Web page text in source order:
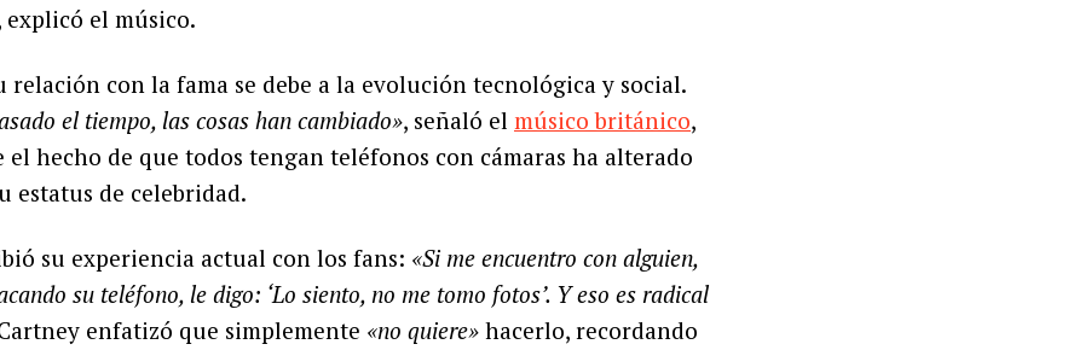
explicó el músico.
relación con la fama se debe a la evolución tecnológica y social.
el tiempo, las cosas han cambiado», señaló el músico británico,
el hecho de que todos tengan teléfonos con cámaras ha alterado
estatus de celebridad.
su experiencia actual con los fans: «Si me encuentro con alguien,
su teléfono, le digo: ‘Lo siento, no me tomo fotos’. Y eso es radical
enfatizó que simplemente «no quiere» hacerlo, recordando